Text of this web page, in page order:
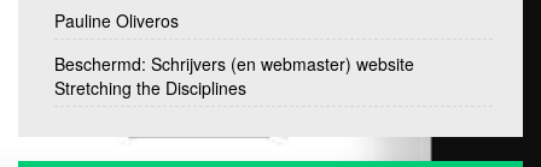
Pauline Oliveros
Beschermd: Schrijvers (en webmaster) website
Stretching the Disciplines